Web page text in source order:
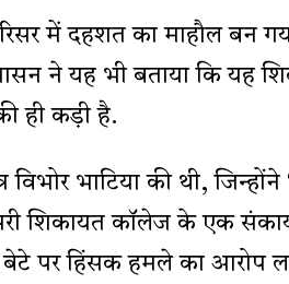
में दहशत का माहौल बन
ने यह भी बताया कि यह
ही कड़ी है.
भाटिया की थी, जिन्होंने
शिकायत कॉलेज के एक
बेटे पर हिंसक हमले का आरोप